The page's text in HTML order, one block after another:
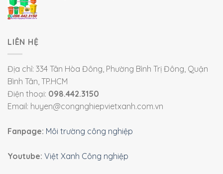
LIÊN HỆ
Địa chỉ: 334 Tân Hòa Đông, Phường Bình Trị Đông, Quận
Bình Tân, TP.HCM
Điện thoại: 098.442.3150
Email: huyen@congnghiepvietxanh.com.vn
Fanpage: Môi trường công nghiệp
Youtube: Việt Xanh Công nghiệp